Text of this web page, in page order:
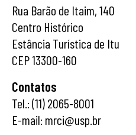
Rua Barão de Itaim, 140
Centro Histórico
Estância Turística de Itu
CEP 13300-160
Contatos
Tel.: (11) 2065-8001
E-mail: mrci@usp.br